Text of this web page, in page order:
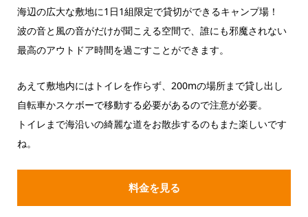
海辺の広大な敷地に1日1組限定で貸切ができるキャンプ場！
波の音と風の音がだけが聞こえる空間で、誰にも邪魔されない
最高のアウトドア時間を過ごすことができます。
あえて敷地内にはトイレを作らず、200mの場所まで貸し出し
自転車かスケボーで移動する必要があるので注意が必要。
トイレまで海沿いの綺麗な道をお散歩するのもまた楽しいです
ね。
料金を見る